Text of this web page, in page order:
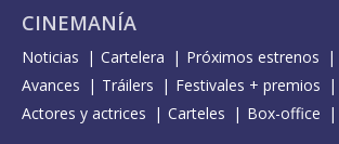
CINEMANÍA
Noticias Cartelera Próximos estrenos
Avances
Tráilers
Festivales + premios
Actores y actrices
Carteles Box-office